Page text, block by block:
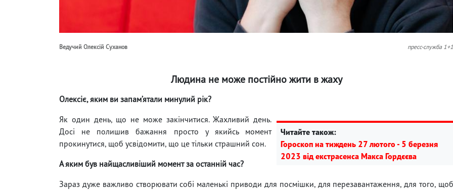
Ведучий Олексій Суханов пресс-служба 1+1
Людина не може постійно жити в жаху
Олексіє, яким ви запам’ятали минулий рік?
Читайте також:
Гороскоп на тиждень 27 лютого - 5 березня
2023 від екстрасенса Макса Гордєєва
Як один день, що не може закінчитися. Жахливий день.
Досі не полишив бажання просто у якийсь момент
прокинутися, щоб усвідомити, що це тільки страшний сон.
А яким був найщасливіший момент за останній час?
Зараз дуже важливо створювати собі маленькі приводи для посмішки, для перезавантаження, для того, щоб